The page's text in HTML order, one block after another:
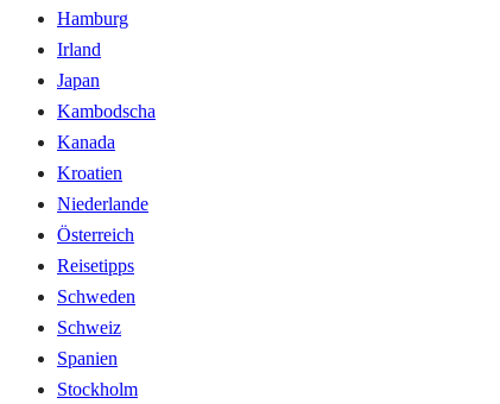
Hamburg
Irland
Japan
Kambodscha
Kanada
Kroatien
Niederlande
Österreich
Reisetipps
Schweden
Schweiz
Spanien
Stockholm